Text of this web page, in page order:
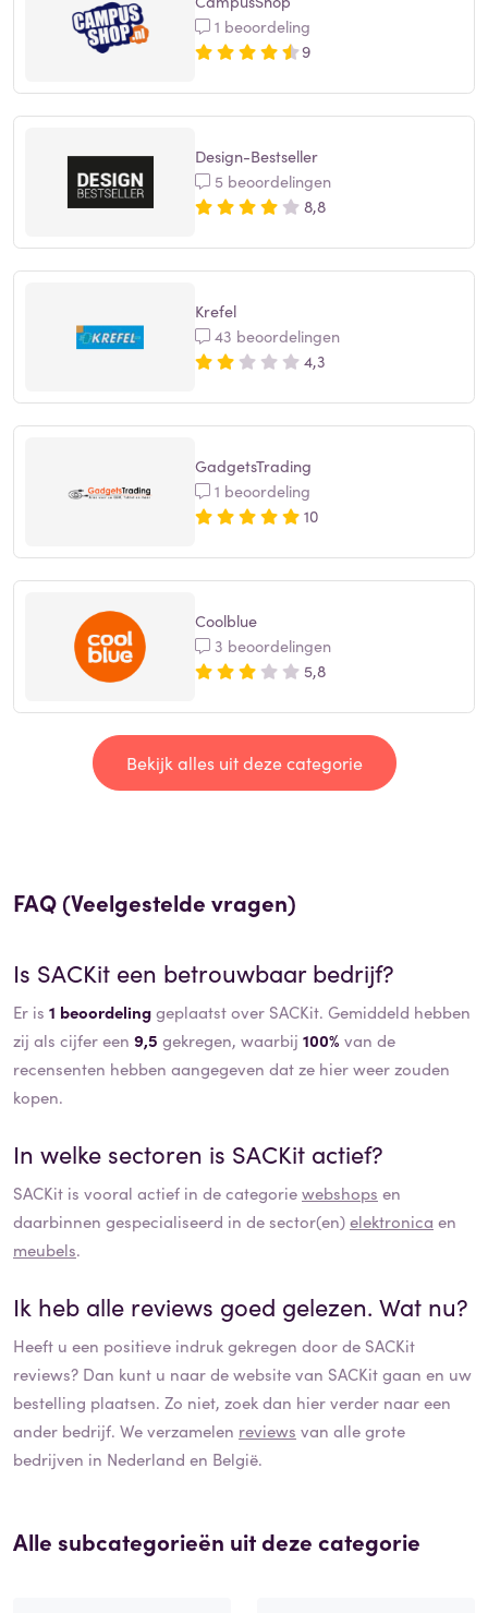
1 beoordeling
9
Design-Bestseller
5 beoordelingen
8,8
Krefel
43 beoordelingen
4,3
GadgetsTrading
1 beoordeling
10
Coolblue
3 beoordelingen
5,8
Bekijk alles uit deze categorie
FAQ (Veelgestelde vragen)
Is SACKit een betrouwbaar bedrijf?
Er is 1 beoordelinggeplaatst over SACKit. Gemiddeld hebben
zij als cijfer een 9,5 gekregen, waarbij 100% van de
recensenten hebben aangegeven dat ze hier weer zouden
kopen.
In welke sectoren is SACKit actief?
SACKit is vooral actief in de categoriewebshops en
daarbinnen gespecialiseerd in de sector(en)elektronica en
meubels.
Ik heb alle reviews goed gelezen. Wat nu?
Heeft u een positieve indruk gekregen door de SACKit
reviews? Dan kunt u naar de website van SACKitgaan en uw
bestelling plaatsen. Zo niet, zoek dan hier verder naar een
ander bedrijf. We verzamelen reviews van alle grote
bedrijven in Nederland en België.
Alle subcategorieën uit deze categorie